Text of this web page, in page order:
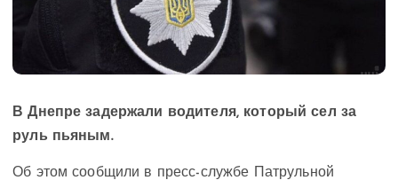
В Днепре задержали водителя, который сел за
руль пьяным.
Об этом сообщили в пресс-службе Патрульной